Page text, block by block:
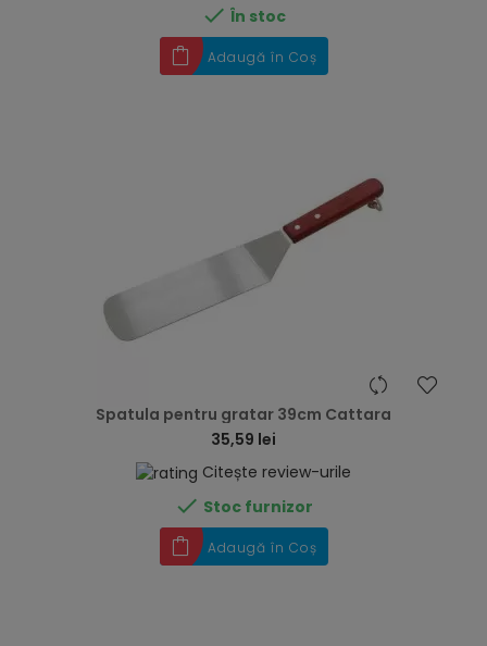
 În stoc
Adaugă în Coș
Spatula pentru gratar 39cm Cattara
35,59 lei
Citește review-urile
 Stoc furnizor
Adaugă în Coș